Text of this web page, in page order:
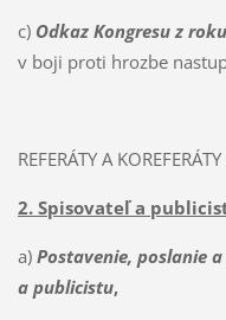
c) Odkaz Kongresu z roku
v boji proti hrozbe
REFERÁTY A KOREFERÁTY
2. Spisovateľ a
a) Postavenie, poslanie
a publicistu,